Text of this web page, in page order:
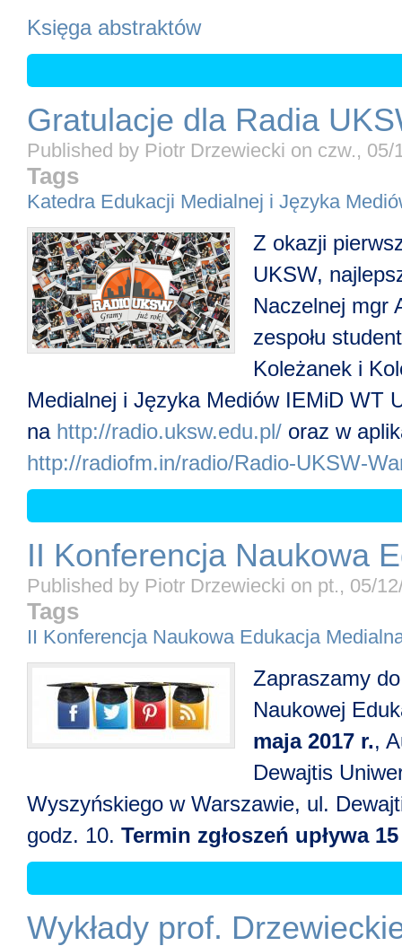
Księga abstraktów
Gratulacje dla Radia
Published by Piotr Drzewiecki on czw., 05/
Tags
Katedra Edukacji Medialnej i Języka
Z okazji
UKSW,
Naczelnej mgr
zespołu
Koleżanek i
Medialnej i Języka Mediów IEMiD WT
na http://radio.uksw.edu.pl/ oraz w
http://radiofm.in/radio/Radio-UKSW-
II Konferencja Naukowa
Published by Piotr Drzewiecki on pt., 05/
Tags
II Konferencja Naukowa Edukacja
Zapraszamy
Naukowej
maja 2017 r.,
Dewajtis
Wyszyńskiego w Warszawie, ul.
godz. 10. Termin zgłoszeń upływa
Wykłady prof.